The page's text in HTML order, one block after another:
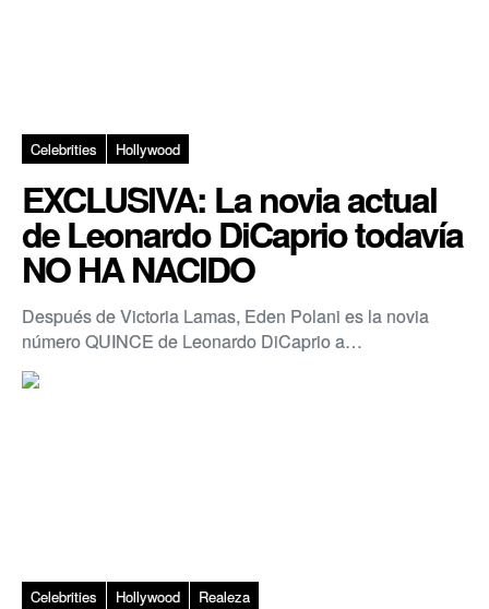
Celebrities Hollywood
EXCLUSIVA: La novia actual
de Leonardo DiCaprio todavía
NO HA NACIDO
Después de Victoria Lamas, Eden Polani es la novia
número QUINCE de Leonardo DiCaprio a…
Celebrities Hollywood Realeza